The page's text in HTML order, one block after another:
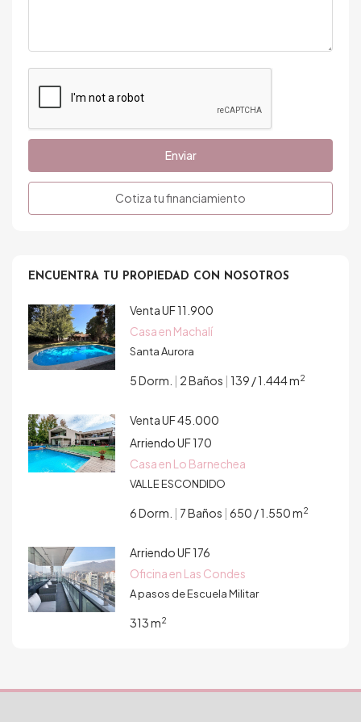
Enviar
Cotiza tu financiamiento
ENCUENTRA TU PROPIEDAD CON NOSOTROS
VentaUF 11.900
Casa en Machalí
Santa Aurora
5 Dorm. | 2 Baños | 139 / 1.444 m2
VentaUF 45.000
ArriendoUF 170
Casa en Lo Barnechea
VALLE ESCONDIDO
6 Dorm. | 7 Baños | 650 / 1.550 m2
ArriendoUF 176
Oficina en Las Condes
A pasos de Escuela Militar
313 m2